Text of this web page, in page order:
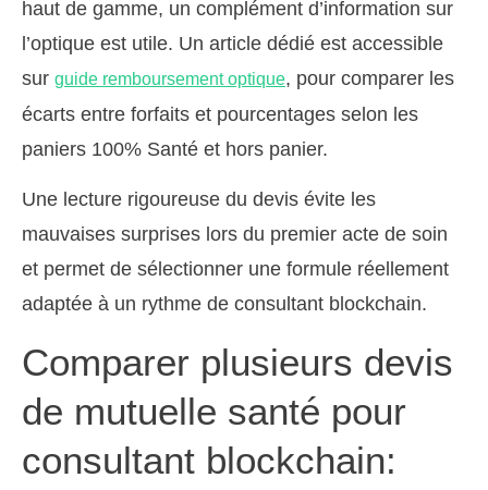
haut de gamme, un complément d’information sur
l’optique est utile. Un article dédié est accessible
sur guide remboursement optique, pour comparer les
écarts entre forfaits et pourcentages selon les
paniers 100% Santé et hors panier.
Une lecture rigoureuse du devis évite les
mauvaises surprises lors du premier acte de soin
et permet de sélectionner une formule réellement
adaptée à un rythme de consultant blockchain.
Comparer plusieurs devis
de mutuelle santé pour
consultant blockchain: